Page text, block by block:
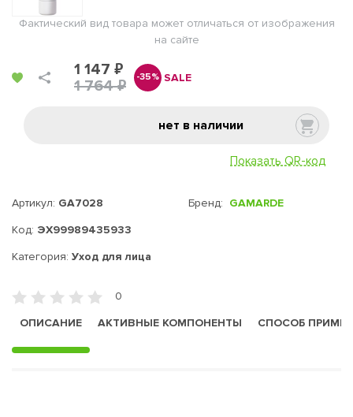
Фактический вид товара может отличаться от изображения
на сайте
1 147 ₽
1 764 ₽
-35% SALE
нет в наличии
Показать QR-код
Артикул: GA7028
Код: ЭХ99989435933
Бренд: GAMARDE
Категория: Уход для лица
0
ОПИСАНИЕ
АКТИВНЫЕ КОМПОНЕНТЫ СПОСОБ